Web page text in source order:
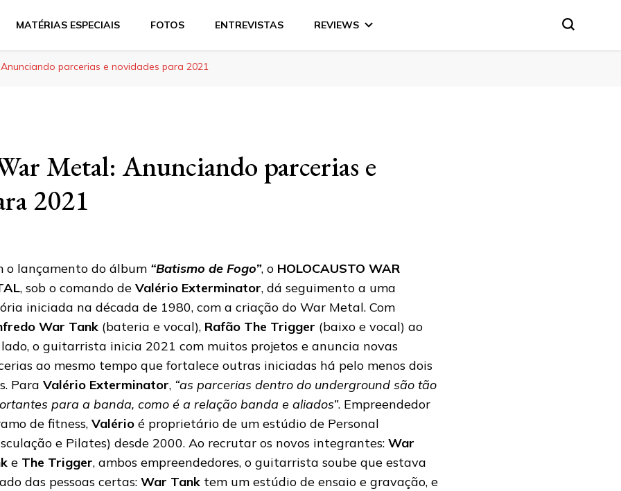
MATÉRIAS ESPECIAIS FOTOS ENTREVISTAS REVIEWS
parcerias e novidades para 2021
Metal: Anunciando parcerias e
2021
o lançamento do álbum “Batismo de Fogo”, o HOLOCAUSTO WAR
, sob o comando de Valério Exterminator, dá seguimento a uma
iniciada na década de 1980, com a criação do War Metal. Com
War Tank (bateria e vocal), Rafão The Trigger (baixo e vocal) ao
o guitarrista inicia 2021 com muitos projetos e anuncia novas
ao mesmo tempo que fortalece outras iniciadas há pelo menos dois
Para Valério Exterminator, “as parcerias dentro do underground são tão
para a banda, como é a relação banda e aliados”. Empreendedor
de fitness, Valério é proprietário de um estúdio de Personal
e Pilates) desde 2000. Ao recrutar os novos integrantes: War
e The Trigger, ambos empreendedores, o guitarrista soube que estava
das pessoas certas: War Tank tem um estúdio de ensaio e gravação, e